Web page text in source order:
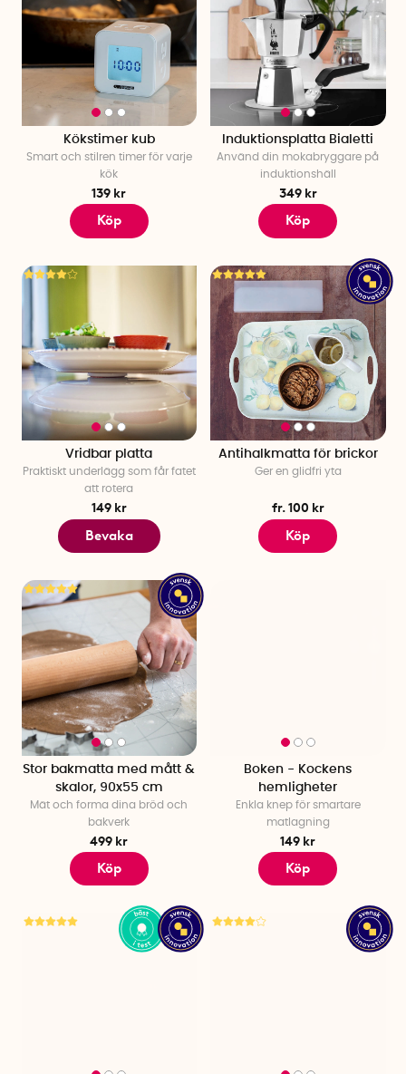
Kökstimer kub
Smart och stilren timer för varje
kök
139 kr
Köp
Induktionsplatta Bialetti
Använd din mokabryggare på
induktionshäll
349 kr
Köp
Vridbar platta
Praktiskt underlägg som får fatet
att rotera
149 kr
Bevaka
Antihalkmatta för brickor
Ger en glidfri yta
fr. 100 kr
Köp
Stor bakmatta med mått &
skalor, 90x55 cm
Mät och forma dina bröd och
bakverk
499 kr
Köp
Boken - Kockens
hemligheter
Enkla knep för smartare
matlagning
149 kr
Köp